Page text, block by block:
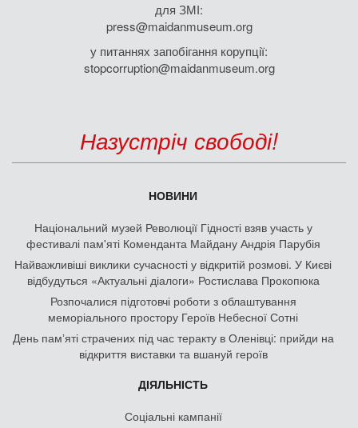
для ЗМІ:
press@maidanmuseum.org
у питаннях запобігання корупції:
stopcorruption@maidanmuseum.org
Назустріч свободі!
НОВИНИ
Національний музей Революції Гідності взяв участь у
фестивалі пам'яті Коменданта Майдану Андрія Парубія
Найважливіші виклики сучасності у відкритій розмові. У Києві
відбудуться «Актуальні діалоги» Ростислава Прокопюка
Розпочалися підготовчі роботи з облаштування
меморіального простору Героїв Небесної Сотні
День памʼяті страчених під час теракту в Оленівці: прийди на
відкриття виставки та вшануй героїв
ДІЯЛЬНІСТЬ
Соціальні кампанії